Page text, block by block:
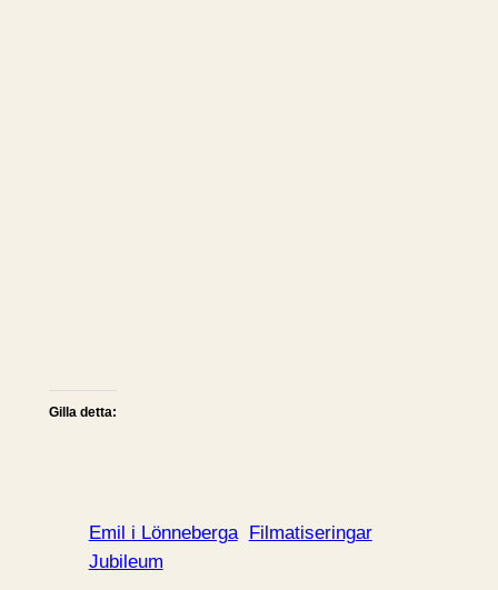
Gilla detta:
Emil i Lönneberga
Filmatiseringar
Jubileum